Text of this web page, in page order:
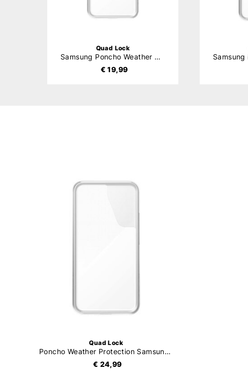
Quad Lock
Samsung Poncho Weather Protection
€ 19,99
Quad Lock
Poncho Weather Protection Samsung Galaxy
€ 24,99